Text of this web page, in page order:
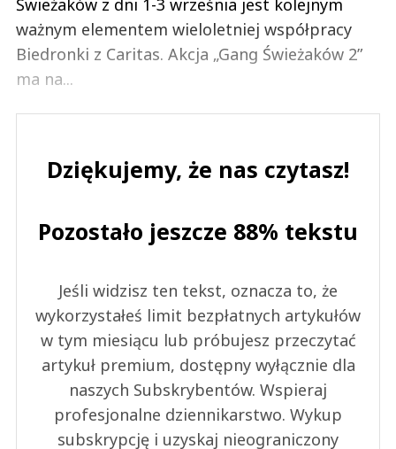
ważnym elementem wieloletniej współpracy
Biedronki z Caritas. Akcja „Gang Świeżaków 2”
ma na...
Dziękujemy, że nas czytasz!
Pozostało jeszcze 88% tekstu
Jeśli widzisz ten tekst, oznacza to, że
wykorzystałeś limit bezpłatnych artykułów
w tym miesiącu lub próbujesz przeczytać
artykuł premium, dostępny wyłącznie dla
naszych Subskrybentów. Wspieraj
profesjonalne dziennikarstwo. Wykup
subskrypcję i uzyskaj nieograniczony